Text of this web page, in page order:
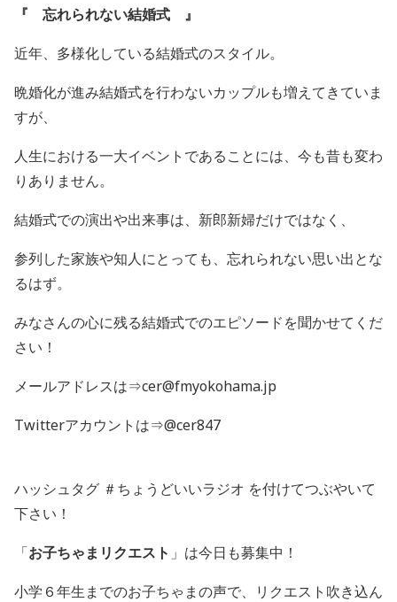
『 忘れられない結婚式
』
近年、多様化している結婚式のスタイル。
晩婚化が進み結婚式を行わないカップルも増えてきていま
すが、
人生における一大イベントであることには、今も昔も変わ
りありません。
結婚式での演出や出来事は、新郎新婦だけではなく、
参列した家族や知人にとっても、忘れられない思い出とな
るはず。
みなさんの心に残る結婚式でのエピソードを聞かせてくだ
さい！
メールアドレスは⇒cer@fmyokohama.jp
Twitterアカウントは⇒@cer847
ハッシュタグ ＃ちょうどいいラジオ を付けてつぶやいて
下さい！
「お子ちゃまリクエスト 」は今日も募集中！
小学６年生までのお子ちゃまの声で、リクエスト吹き込ん